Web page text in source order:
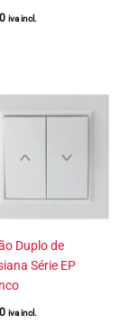
iva incl.
Duplo de
Série EP
iva incl.